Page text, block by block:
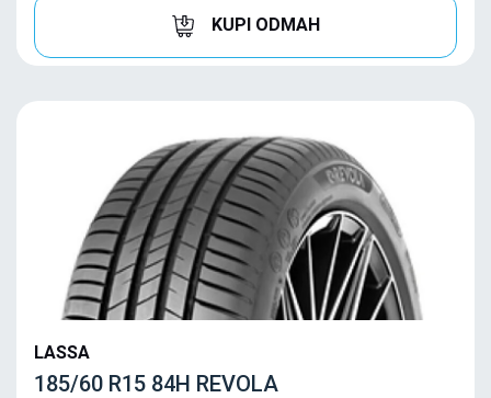
KUPI ODMAH
LASSA
185/60 R15 84H REVOLA